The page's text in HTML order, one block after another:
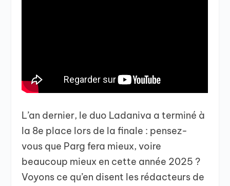
L’an dernier, le duo Ladaniva a terminé à
la 8e place lors de la finale : pensez-
vous que Parg fera mieux, voire
beaucoup mieux en cette année 2025 ?
Voyons ce qu’en disent les rédacteurs de